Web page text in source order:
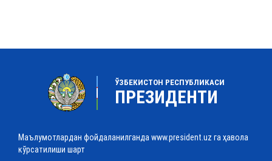
ЎЗБЕКИСТОН РЕСПУБЛИКАСИ
ПРЕЗИДЕНТИ
Маълумотлардан фойдаланилганда www.president.uz га ҳавола
кўрсатилиши шарт